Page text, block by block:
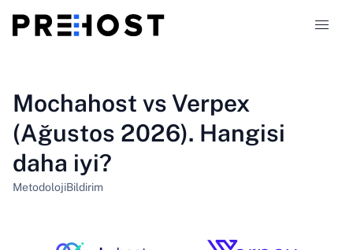
Karşılaştırmalar
319
Mochahost vs Verpex
(Ağustos 2026). Hangisi
daha iyi?
MetodolojiBildirim